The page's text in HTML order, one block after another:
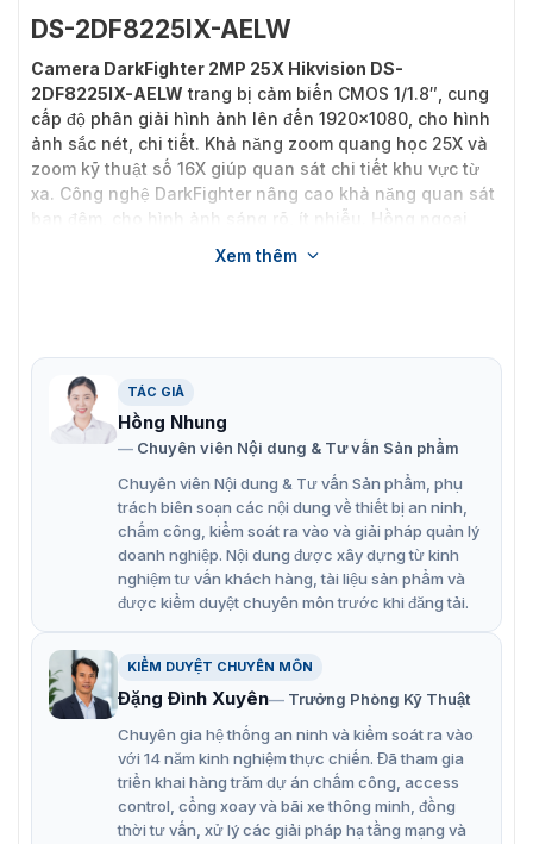
DS-2DF8225IX-AELW
Camera DarkFighter 2MP 25X Hikvision DS-
2DF8225IX-AELW trang bị cảm biến CMOS 1/1.8″, cung
cấp độ phân giải hình ảnh lên đến 1920×1080, cho hình
ảnh sắc nét, chi tiết. Khả năng zoom quang học 25X và
zoom kỹ thuật số 16X giúp quan sát chi tiết khu vực từ
xa. Công nghệ DarkFighter nâng cao khả năng quan sát
ban đêm, cho hình ảnh sáng rõ, ít nhiễu. Hồng ngoại
môi trường tối. Thiết bị hỗ trợ nhiều chuẩn nén hình ảnh
Camera DarkFighter 2MP 25X Hikvision DS-2DF8225IX-AELW
Tổng hợp tính năng camera 25X
Hikvision DS-2DF8225IX-AELW
Hình ảnh chất lượng cao
Xem thêm
TÁC GIẢ
Hồng Nhung
Chuyên viên Nội dung & Tư vấn Sản phẩm
Chuyên viên Nội dung & Tư vấn Sản phẩm, phụ
trách biên soạn các nội dung về thiết bị an ninh,
chấm công, kiểm soát ra vào và giải pháp quản lý
doanh nghiệp. Nội dung được xây dựng từ kinh
nghiệm tư vấn khách hàng, tài liệu sản phẩm và
được kiểm duyệt chuyên môn trước khi đăng tải.
KIỂM DUYỆT CHUYÊN MÔN
Đặng Đình Xuyên
Trưởng Phòng Kỹ Thuật
Chuyên gia hệ thống an ninh và kiểm soát ra vào
với 14 năm kinh nghiệm thực chiến. Đã tham gia
triển khai hàng trăm dự án chấm công, access
control, cổng xoay và bãi xe thông minh, đồng
thời tư vấn, xử lý các giải pháp hạ tầng mạng và